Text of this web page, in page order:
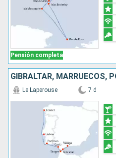
Pensión completa
Le Laperouse 7 d